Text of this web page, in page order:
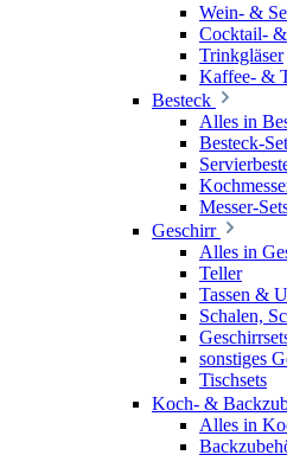
Wein- &
Cocktail-
Trinkgläser
Kaffee- &
Besteck
Alles in
Besteck-
Messer-
Geschirr
Alles in
Teller
Tassen &
Schalen,
sonstiges
Tischsets
Koch- &
Alles in